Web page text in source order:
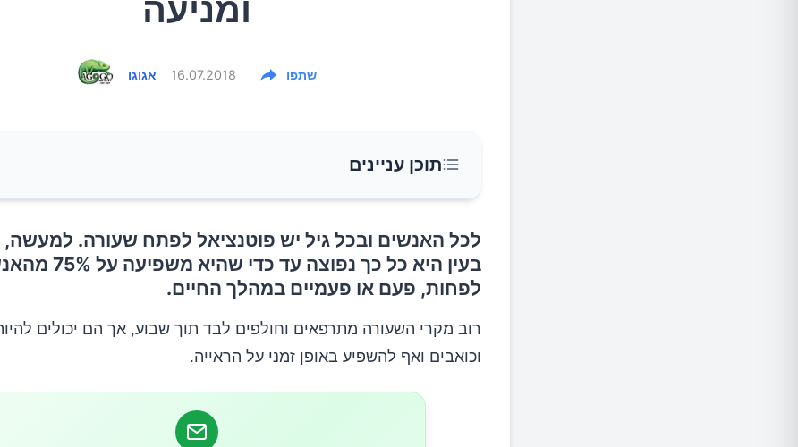
ומניעה
אגוגו 16.07.2018 שתפו
תוכן עניינים
מהי שעורה?
מהם הגורמים לשעורה?
מהם גורמי הסיכון לשעורה?
מהם הסימנים והתסמינים לשעורה?
לכל האנשים ובכל גיל יש פוטנציאל לפתח שעורה.
בעין היא כל כך נפוצה עד כדי
לפחות, פעם או פעמיים במהלך החיים.
רוב מקרי השעורה מתרפאים וחולפים לבד תוך שבוע, אך הם יכולים
וכואבים ואף להשפיע באופן זמני על הראייה.